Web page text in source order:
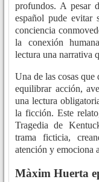
profundos. A pesar
español pude evitar
conciencia
la conexión
lectura una narrativa
Una de las cosas que
equilibrar acción,
una lectura
la ficción. Este
Tragedia de
trama ficticia,
atención y emociona
Màxim Huerta